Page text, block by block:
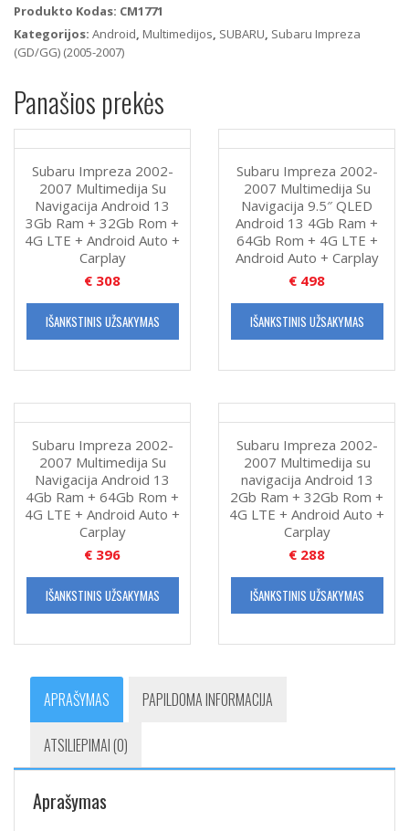
8Gb
Ram
+
128Gb
+
4G
Android
Auto
Carplay
Produkto Kodas: CM1771
Kategorijos: Android, Multimedijos, SUBARU, Subaru Impreza
(GD/GG) (2005-2007)
Panašios prekės
Subaru Impreza 2002-
2007 Multimedija Su
Navigacija Android 13
3Gb Ram + 32Gb Rom +
4G LTE + Android Auto +
Carplay
€ 308
IŠANKSTINIS UŽSAKYMAS
Subaru Impreza 2002-
2007 Multimedija Su
Navigacija 9.5″ QLED
Android 13 4Gb Ram +
64Gb Rom + 4G LTE +
Android Auto + Carplay
€ 498
IŠANKSTINIS UŽSAKYMAS
Subaru Impreza 2002-
2007 Multimedija Su
Navigacija Android 13
4Gb Ram + 64Gb Rom +
4G LTE + Android Auto +
Carplay
€ 396
IŠANKSTINIS UŽSAKYMAS
Subaru Impreza 2002-
2007 Multimedija su
navigacija Android 13
2Gb Ram + 32Gb Rom +
4G LTE + Android Auto +
Carplay
€ 288
IŠANKSTINIS UŽSAKYMAS
APRAŠYMAS PAPILDOMA INFORMACIJA
ATSILIEPIMAI (0)
Aprašymas